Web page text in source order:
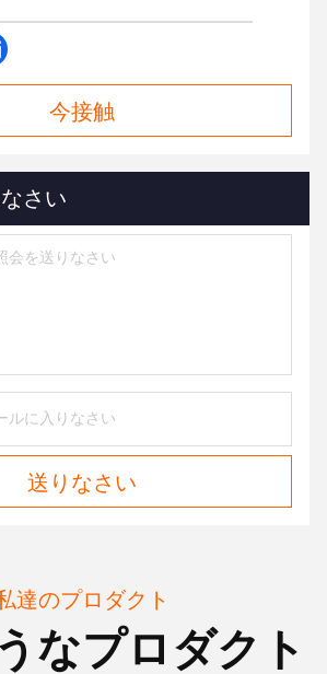
今接触
さい
送りなさい
達のプロダクト
なプロダクト